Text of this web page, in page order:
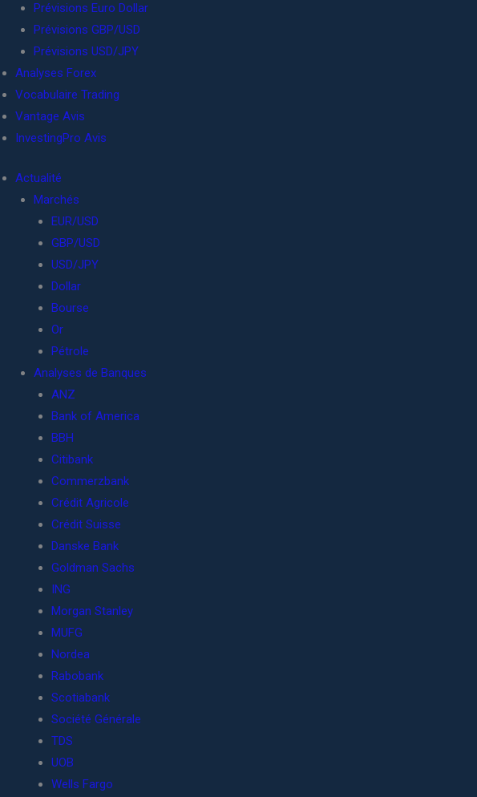
Prévisions Euro Dollar
Prévisions GBP/USD
Prévisions USD/JPY
Analyses Forex
Vocabulaire Trading
Vantage Avis
InvestingPro Avis
Actualité
Marchés
EUR/USD
GBP/USD
USD/JPY
Dollar
Bourse
Or
Pétrole
Analyses de Banques
ANZ
Bank of America
BBH
Citibank
Commerzbank
Crédit Agricole
Crédit Suisse
Danske Bank
Goldman Sachs
ING
Morgan Stanley
MUFG
Nordea
Rabobank
Scotiabank
Société Générale
TDS
UOB
Wells Fargo